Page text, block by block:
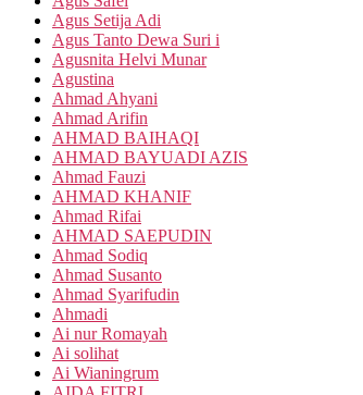
Agus Setija Adi
Agus Tanto Dewa Suri i
Agusnita Helvi Munar
Agustina
Ahmad Ahyani
Ahmad Arifin
AHMAD BAIHAQI
AHMAD BAYUADI AZIS
Ahmad Fauzi
AHMAD KHANIF
Ahmad Rifai
AHMAD SAEPUDIN
Ahmad Sodiq
Ahmad Susanto
Ahmad Syarifudin
Ahmadi
Ai nur Romayah
Ai solihat
Ai Wianingrum